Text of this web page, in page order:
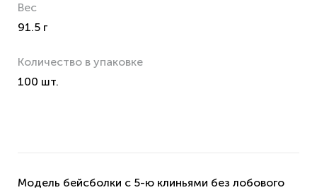
Вес
91.5 г
Количество в упаковке
100 шт.
Модель бейсболки с 5-ю клиньями без лобового